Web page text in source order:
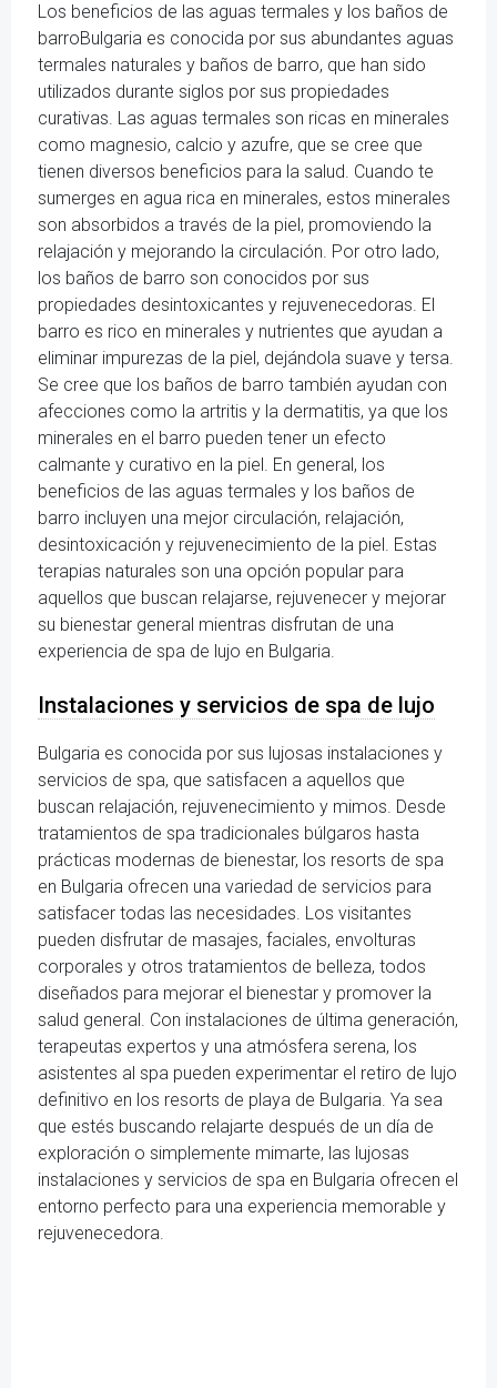
Los beneficios de las aguas termales y los baños de
barroBulgaria es conocida por sus abundantes aguas
termales naturales y baños de barro, que han sido
utilizados durante siglos por sus propiedades
curativas. Las aguas termales son ricas en minerales
como magnesio, calcio y azufre, que se cree que
tienen diversos beneficios para la salud. Cuando te
sumerges en agua rica en minerales, estos minerales
son absorbidos a través de la piel, promoviendo la
relajación y mejorando la circulación. Por otro lado,
los baños de barro son conocidos por sus
propiedades desintoxicantes y rejuvenecedoras. El
barro es rico en minerales y nutrientes que ayudan a
eliminar impurezas de la piel, dejándola suave y tersa.
Se cree que los baños de barro también ayudan con
afecciones como la artritis y la dermatitis, ya que los
minerales en el barro pueden tener un efecto
calmante y curativo en la piel. En general, los
beneficios de las aguas termales y los baños de
barro incluyen una mejor circulación, relajación,
desintoxicación y rejuvenecimiento de la piel. Estas
terapias naturales son una opción popular para
aquellos que buscan relajarse, rejuvenecer y mejorar
su bienestar general mientras disfrutan de una
experiencia de spa de lujo en Bulgaria.
Instalaciones y servicios de spa de lujo
Bulgaria es conocida por sus lujosas instalaciones y
servicios de spa, que satisfacen a aquellos que
buscan relajación, rejuvenecimiento y mimos. Desde
tratamientos de spa tradicionales búlgaros hasta
prácticas modernas de bienestar, los resorts de spa
en Bulgaria ofrecen una variedad de servicios para
satisfacer todas las necesidades. Los visitantes
pueden disfrutar de masajes, faciales, envolturas
corporales y otros tratamientos de belleza, todos
diseñados para mejorar el bienestar y promover la
salud general. Con instalaciones de última generación,
terapeutas expertos y una atmósfera serena, los
asistentes al spa pueden experimentar el retiro de lujo
definitivo en los resorts de playa de Bulgaria. Ya sea
que estés buscando relajarte después de un día de
exploración o simplemente mimarte, las lujosas
instalaciones y servicios de spa en Bulgaria ofrecen el
entorno perfecto para una experiencia memorable y
rejuvenecedora.